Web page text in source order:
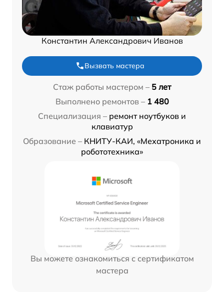
Константин Александрович Иванов
Вызвать мастера
Стаж работы мастером – 5 лет
Выполнено ремонтов – 1 480
Специализация – ремонт ноутбуков и
клавиатур
Образование – КНИТУ-КАИ, «Мехатроника и
робототехника»
Вы можете ознакомиться с сертификатом
мастера